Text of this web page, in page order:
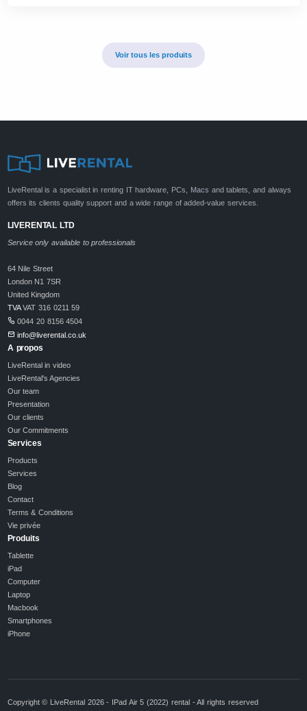
Voir tous les produits
LiveRental is a specialist in renting IT hardware, PCs, Macs and tablets, and always
offers its clients quality support and a wide range of added-value services.
LIVERENTAL LTD
Service only available to professionals
64 Nile Street
London N1 7SR
United Kingdom
TVAVAT 316 0211 59
0044 20 8156 4504
info@liverental.co.uk
A propos
LiveRental in video
LiveRental's Agencies
Our team
Presentation
Our clients
Our Commitments
Services
Products
Services
Blog
Contact
Terms & Conditions
Vie privée
Produits
Tablette
iPad
Computer
Laptop
Macbook
Smartphones
iPhone
Copyright © LiveRental 2026 - IPad Air 5 (2022) rental - All rights reserved